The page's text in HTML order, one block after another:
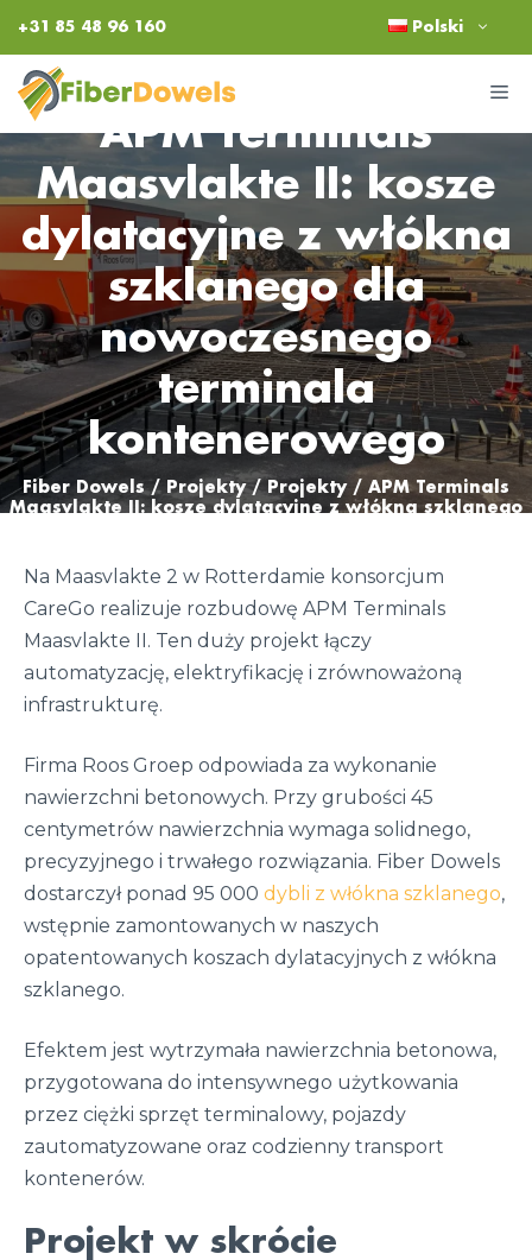
Przejdź
treści
+31 85 48 96 160 Polski
APM Terminals
Maasvlakte II: kosze
dylatacyjne z włókna
szklanego dla
nowoczesnego
terminala
kontenerowego
Fiber Dowels/ Projekty/ Projekty/ APM Terminals
Maasvlakte II: kosze dylatacyjne z włókna szklanego
Na Maasvlakte 2 w Rotterdamie konsorcjum
CareGo realizuje rozbudowę APM Terminals
Maasvlakte II. Ten duży projekt łączy
automatyzację, elektryfikację i zrównoważoną
infrastrukturę.
Firma Roos Groep odpowiada za wykonanie
nawierzchni betonowych. Przy grubości 45
centymetrów nawierzchnia wymaga solidnego,
precyzyjnego i trwałego rozwiązania. Fiber Dowels
dostarczył ponad 95 000 dybli z włókna szklanego,
wstępnie zamontowanych w naszych
opatentowanych koszach dylatacyjnych z włókna
szklanego.
Efektem jest wytrzymała nawierzchnia betonowa,
przygotowana do intensywnego użytkowania
przez ciężki sprzęt terminalowy, pojazdy
zautomatyzowane oraz codzienny transport
kontenerów.
Projekt w skrócie